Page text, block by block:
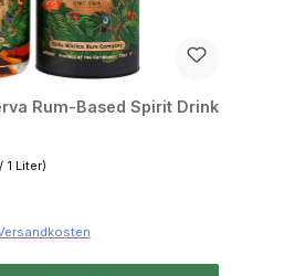
Rum-Based Spirit Drink
1 Liter)